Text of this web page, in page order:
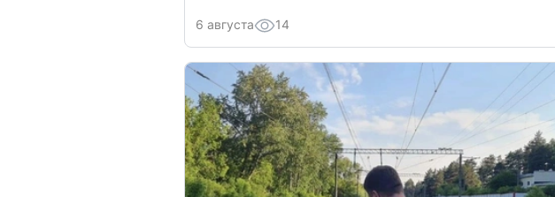
6 августа 14